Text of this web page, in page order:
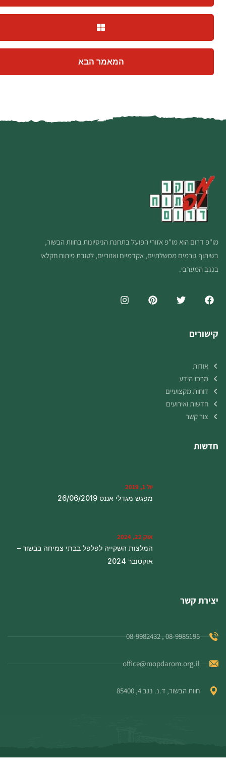
המאמר הבא
מו"פ דרום הוא מו"פ אזורי הפועל בתחנת הניסיונות בחוות הבשור,
בשיתוף גורמים ממשלתיים, אקדמיים ואזוריים, לטובת פיתוח חקלאי
בנגב המערבי.
קישורים
אודות
מרכז הידע
דוחות מקצועיים
חדשות ואירועים
צור קשר
חדשות
יול 1, 2019
מפגש מגדלי אננס 26/06/2019
אוק 22, 2024
המלצות השקייה לפלפל בבתי צמיחה בבשור –
אוקטובר 2024
יצירת קשר
08-9985195 , 08-9982432
office@mopdarom.org.il
חוות הבשור, ד.נ. נגב 4, 85400